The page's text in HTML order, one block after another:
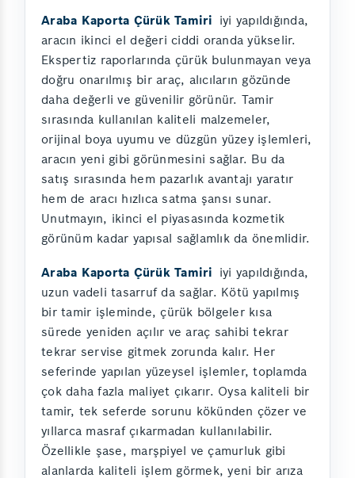
Araba Kaporta Çürük Tamiri iyi yapıldığında,
aracın ikinci el değeri ciddi oranda yükselir.
Ekspertiz raporlarında çürük bulunmayan veya
doğru onarılmış bir araç, alıcıların gözünde
daha değerli ve güvenilir görünür. Tamir
sırasında kullanılan kaliteli malzemeler,
orijinal boya uyumu ve düzgün yüzey işlemleri,
aracın yeni gibi görünmesini sağlar. Bu da
satış sırasında hem pazarlık avantajı yaratır
hem de aracı hızlıca satma şansı sunar.
Unutmayın, ikinci el piyasasında kozmetik
görünüm kadar yapısal sağlamlık da önemlidir.
Araba Kaporta Çürük Tamiri iyi yapıldığında,
uzun vadeli tasarruf da sağlar. Kötü yapılmış
bir tamir işleminde, çürük bölgeler kısa
sürede yeniden açılır ve araç sahibi tekrar
tekrar servise gitmek zorunda kalır. Her
seferinde yapılan yüzeysel işlemler, toplamda
çok daha fazla maliyet çıkarır. Oysa kaliteli bir
tamir, tek seferde sorunu kökünden çözer ve
yıllarca masraf çıkarmadan kullanılabilir.
Özellikle şase, marşpiyel ve çamurluk gibi
alanlarda kaliteli işlem görmek, yeni bir arıza